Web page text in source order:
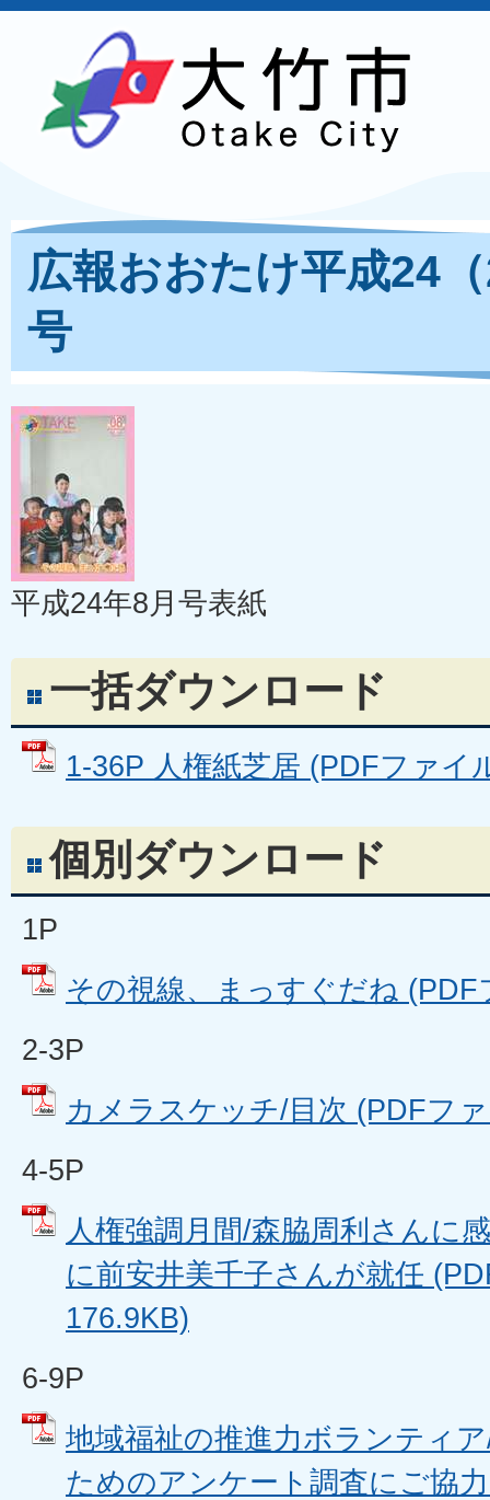
広報おおたけ平成24
号
平成24年8月号表紙
一括ダウンロード
1-36P 人権紙芝居 (PDFファイ
個別ダウンロード
1P
その視線、まっすぐだね
2-3P
カメラスケッチ/目次 (PDFフ
4-5P
人権強調月間/森脇周利さんに
に前安井美千子さんが就任
176.9KB)
6-9P
地域福祉の推進力ボランティ
ためのアンケート調査にご協